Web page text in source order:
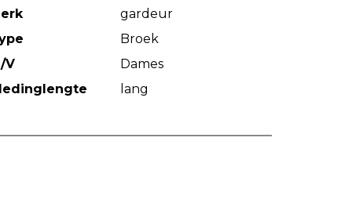
gardeur
Broek
V
Dames
lang